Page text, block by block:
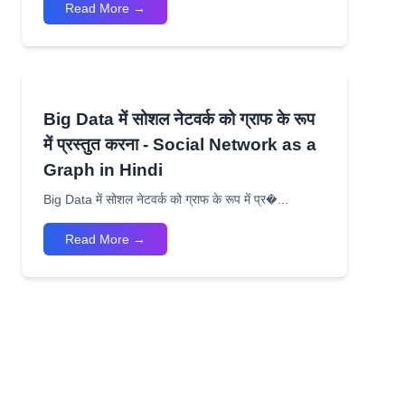
Read More →
Big Data में सोशल नेटवर्क को ग्राफ के रूप
में प्रस्तुत करना - Social Network as a
Graph in Hindi
Big Data में सोशल नेटवर्क को ग्राफ के रूप में प्र�...
Read More →